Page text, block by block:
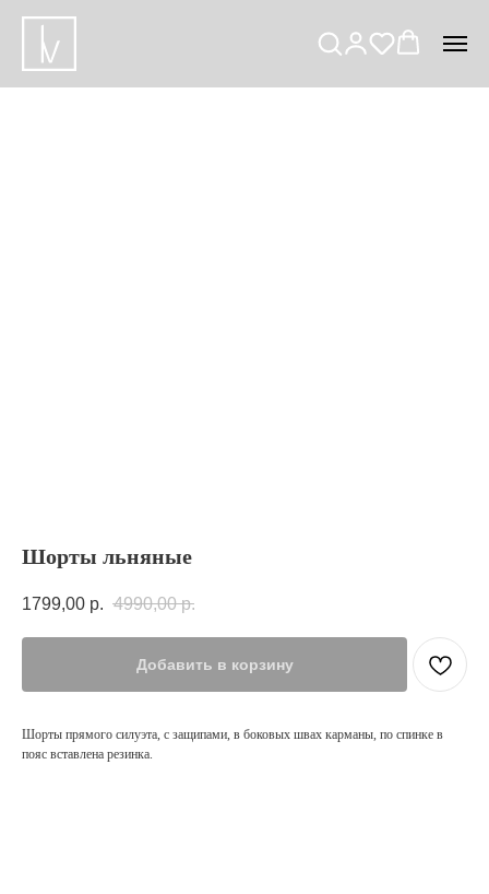
Шорты льняные
1799,00 р. 4990,00 р.
Добавить в корзину
Шорты прямого силуэта, с защипами, в боковых швах карманы, по спинке в
пояс вставлена резинка.